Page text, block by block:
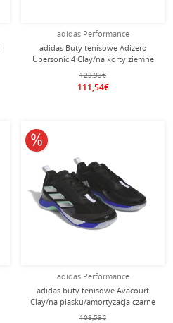
adidas Performance
adidas Buty tenisowe Adizero
Ubersonic 4 Clay/na korty ziemne
czarny/limonkowy/żółty Męskie
123,93€
111,54€
adidas Performance
adidas buty tenisowe Avacourt
Clay/na piasku/amortyzacja czarne
damskie
108,53€
10% obniżone